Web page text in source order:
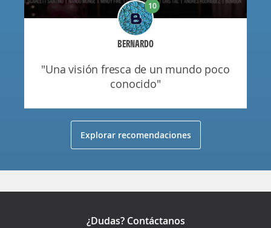
BERNARDO
10
"una visión fresca de un mundo poco
conocido"
Explorar recomendaciones
¿Dudas? Contáctanos